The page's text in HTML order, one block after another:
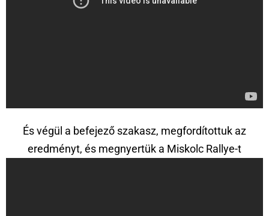
És végül a befejező szakasz, megfordítottuk az
eredményt, és megnyertük a Miskolc Rallye-t